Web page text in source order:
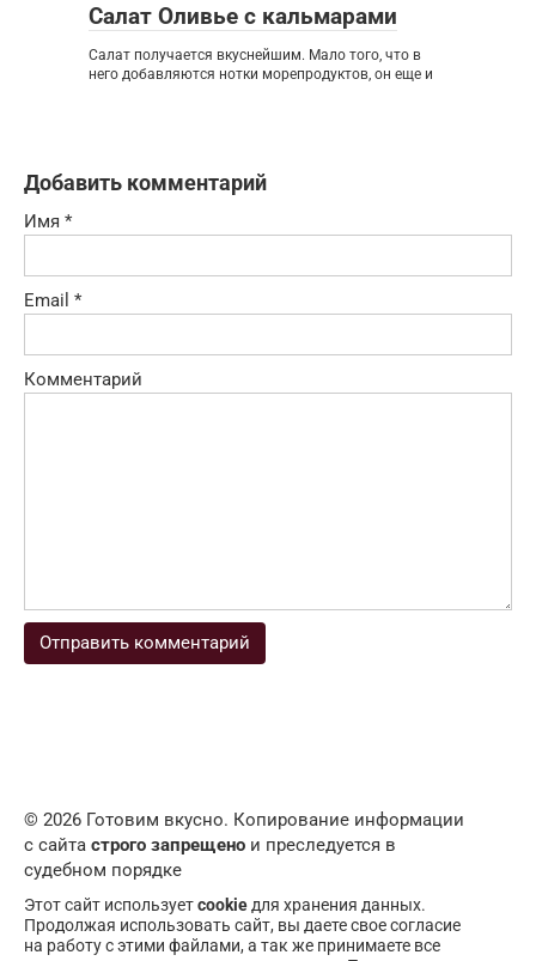
Салат Оливье с кальмарами
Салат получается вкуснейшим. Мало того, что в
него добавляются нотки морепродуктов, он еще и
Добавить комментарий
Имя *
Email *
Комментарий
© 2026 Готовим вкусно. Копирование информации
с сайта строго запрещено и преследуется в
судебном порядке
Этот сайт используетcookie для хранения данных.
Продолжая использовать сайт, вы даете свое согласие
на работу с этими файлами, а так же принимаете все